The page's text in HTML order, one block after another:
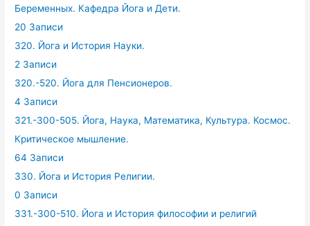
Беременных. Кафедра Йога и Дети.
20 Записи
320. Йога и История Науки.
2 Записи
320.-520. Йога для Пенсионеров.
4 Записи
321.-300-505. Йога, Наука, Математика, Культура. Космос.
Критическое мышление.
64 Записи
330. Йога и История Религии.
0 Записи
331.-300-510. Йога и История философии и религий